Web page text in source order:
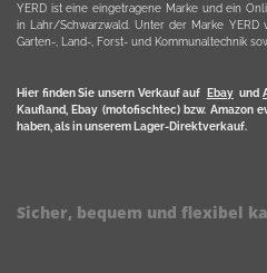
YERD ist eine eingetragene Marke und ein
in Lahr/Schwarzwald. Unter der Marke YERD
Garten-, Land-, Forst- und Kommunaltechnik
Hier finden Sie unsern Verkauf auf Ebayund
Kaufland, Ebay (motofischtec) bzw. Amazon
haben, als in unserem Lager-Direktverkauf.
Sicher, bequem und flexibel